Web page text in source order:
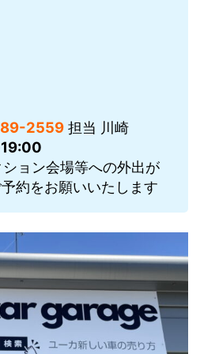
2559 担当 川崎
ョン会場等への外出が
約をお願いいたします